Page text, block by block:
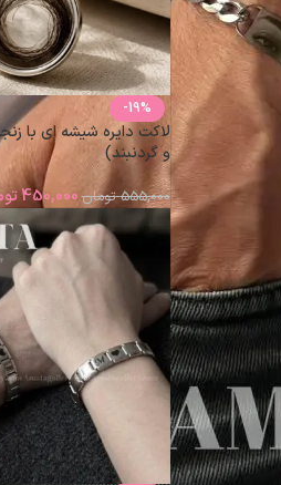
-19%
لاکت دایره شیشه ای با
و گردنبند)
555,000 تومان450,000